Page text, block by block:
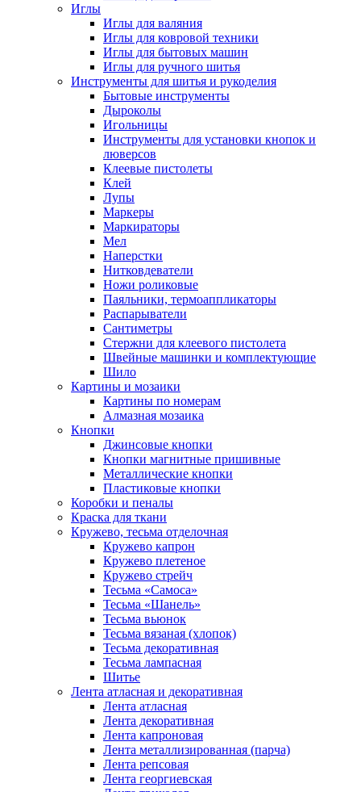
Иглы
Иглы для валяния
Иглы для ковровой техники
Иглы для бытовых машин
Иглы для ручного шитья
Инструменты для шитья и рукоделия
Бытовые инструменты
Дыроколы
Игольницы
Инструменты для установки кнопок и
люверсов
Клеевые пистолеты
Клей
Лупы
Маркеры
Маркираторы
Мел
Наперстки
Нитковдеватели
Ножи роликовые
Паяльники, термоаппликаторы
Распарыватели
Сантиметры
Стержни для клеевого пистолета
Швейные машинки и комплектующие
Шило
Картины и мозаики
Картины по номерам
Алмазная мозаика
Кнопки
Джинсовые кнопки
Кнопки магнитные пришивные
Металлические кнопки
Пластиковые кнопки
Коробки и пеналы
Краска для ткани
Кружево, тесьма отделочная
Кружево капрон
Кружево плетеное
Кружево стрейч
Тесьма «Самоса»
Тесьма «Шанель»
Тесьма вьюнок
Тесьма вязаная (хлопок)
Тесьма декоративная
Тесьма лампасная
Шитье
Лента атласная и декоративная
Лента атласная
Лента декоративная
Лента капроновая
Лента металлизированная (парча)
Лента репсовая
Лента георгиевская